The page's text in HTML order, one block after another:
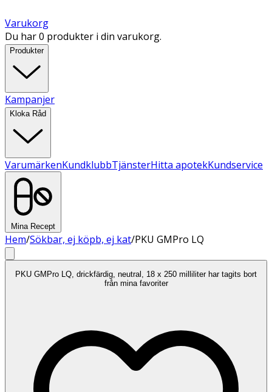
Varukorg
Du har 0 produkter i din varukorg.
Produkter
Kampanjer
Kloka Råd
VarumärkenKundklubbTjänsterHitta apotekKundservice
Mina Recept
Hem/Sökbar, ej köpb, ej kat/PKU GMPro LQ
PKU GMPro LQ, drickfärdig, neutral, 18 x 250 milliliter har tagits bort
från mina favoriter